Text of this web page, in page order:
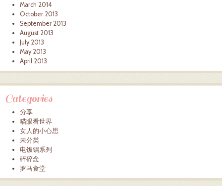
March 2014
October 2013
September 2013
August 2013
July 2013
May 2013
April 2013
Categories
分享
喵眼看世界
女人的小心思
未分类
电饭锅系列
碎碎念
罗马食堂